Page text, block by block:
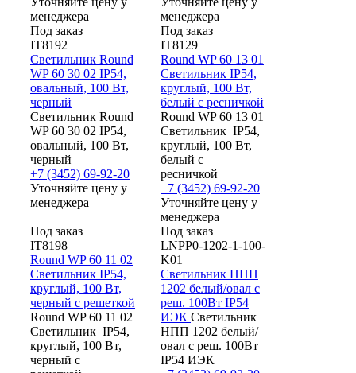
менеджера
менеджера
Под заказ
IT8192
Светильник Round
WP 60 30 02 IP54,
овальный, 100 Вт,
черный
Светильник Round
WP 60 30 02 IP54,
овальный, 100 Вт,
черный
+7 (3452) 69-92-20
Уточняйте цену у
менеджера
Под заказ
IT8129
Round WP 60 13 01
Светильник IP54,
круглый, 100 Вт,
белый с ресничкой
Round WP 60 13 01
Светильник IP54,
круглый, 100 Вт,
белый с
ресничкой
+7 (3452) 69-92-20
Уточняйте цену у
менеджера
Под заказ
IT8198
Round WP 60 11 02
Светильник IP54,
круглый, 100 Вт,
черный с решеткой
Round WP 60 11 02
Светильник IP54,
круглый, 100 Вт,
черный с
Под заказ
LNPP0-1202-1-100-
K01
Светильник НПП
1202 белый/овал с
реш. 100Вт IP54
ИЭК Светильник
НПП 1202 белый/
овал с реш. 100Вт
IP54 ИЭК